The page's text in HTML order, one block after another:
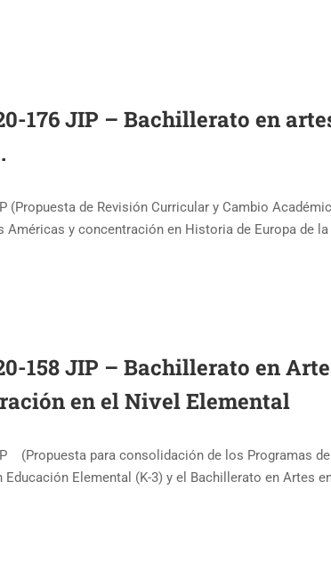
176 JIP – Bachillerato en
(Propuesta de Revisión Curricular y Cambio
Américas y concentración en Historia de Europa de
158 JIP – Bachillerato en
en el Nivel Elemental
(Propuesta para consolidación de los Programas
Elemental (K-3) y el Bachillerato en Artes